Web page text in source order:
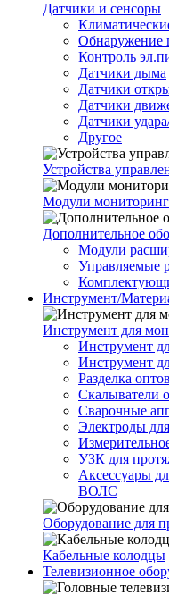
Датчики и сенсоры
Обнаружение
Контроль
Датчики дыма
Датчики
Датчики
Датчики
Другое
Устройства
Модули
Дополнительное
Модули
Управляемые
Инструмент/
Инструмент для
Инструмент
Инструмент
Разделка
Скалыватели
Сварочные
Электроды
УЗК для
Аксессуары
ВОЛС
Оборудование для
Кабельные колодцы
Телевизионное